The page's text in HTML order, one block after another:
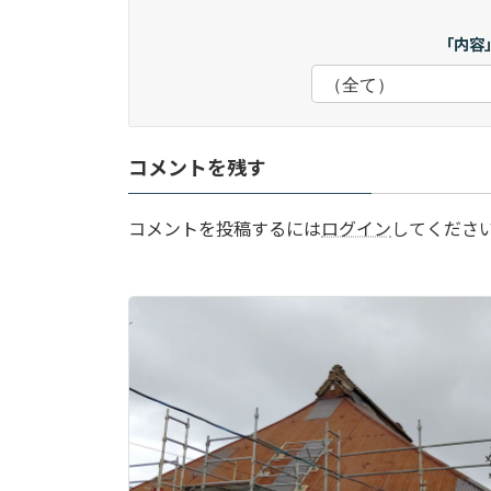
「内容
コメントを残す
コメントを投稿するにはログイン してくださ